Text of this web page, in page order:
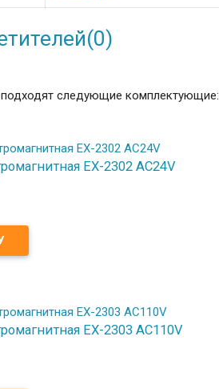
0)
подходят следующие комплектующие:
EX-2302 AC24V
EX-2303 AC110V